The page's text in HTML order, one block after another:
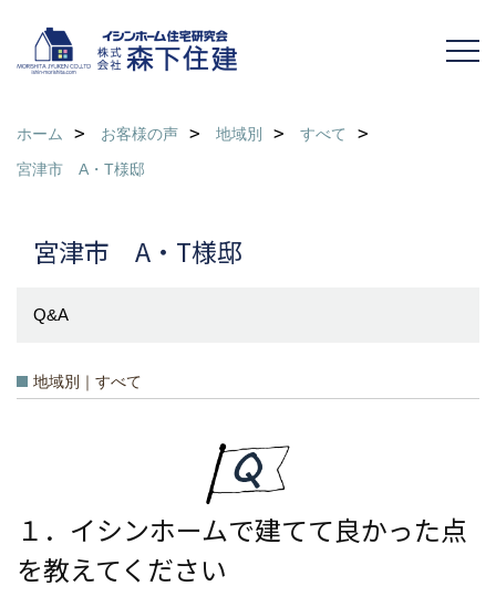
ホーム お客様の声 地域別
すべて
宮津市 A・T様邸
宮津市 A・T様邸
Q&A
地域別｜すべて
１．イシンホームで建てて良かった点
を教えてください